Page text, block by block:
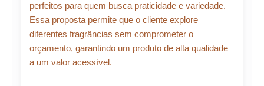
perfeitos para quem busca praticidade e variedade.
Essa proposta permite que o cliente explore
diferentes fragrâncias sem comprometer o
orçamento, garantindo um produto de alta qualidade
a um valor acessível.